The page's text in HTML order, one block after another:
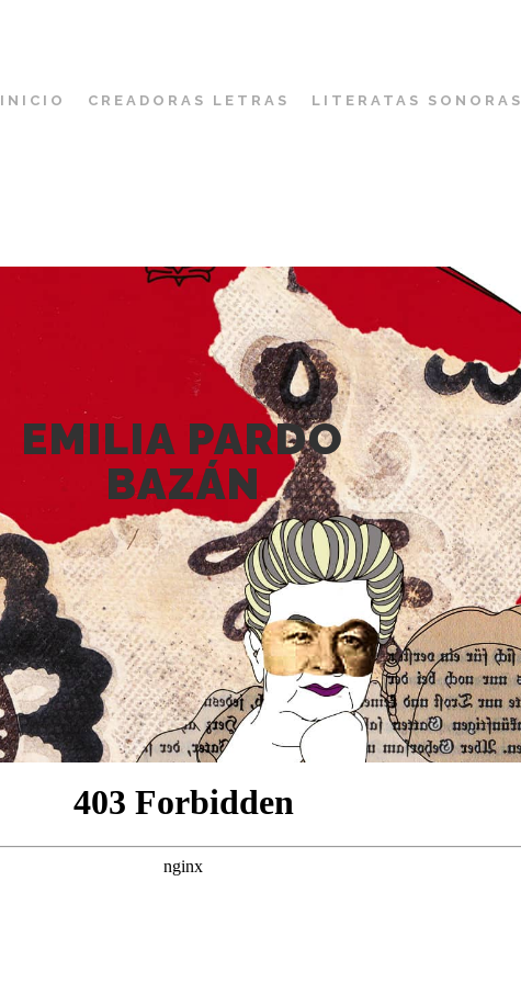
INICIO CREADORAS LETRAS LITERATAS SONORAS
EMILIA PARDO
BAZÁN